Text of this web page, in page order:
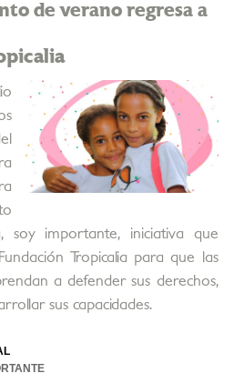
de verano regresa a
soy importante, iniciativa que
Tropicalia para que las
a defender sus derechos,
sus capacidades.